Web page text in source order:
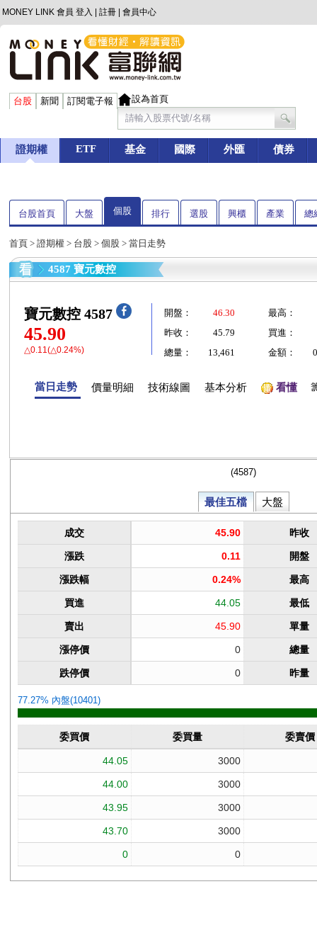
MONEY LINK 會員 登入 註冊 會員中心
台股 新聞 訂閱電子報 設為首頁
證期權 ETF 基金 國際 外匯 債券
台股首頁 大盤 個股 排行 選股 興櫃 產業 總
首頁 > 證期權 > 台股 > 個股 > 當日走勢
4587 寶元數控
寶元數控 4587
45.90
△0.11(△0.24%)
開盤： 46.30
最高：
昨收：
45.79
買進：
總量：
13,461 金額：
當日走勢 價量明細 技術線圖 基本分析 看懂